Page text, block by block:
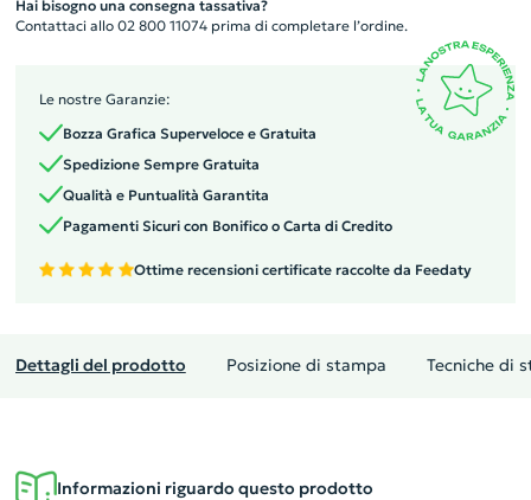
Hai bisogno una consegna tassativa?
Contattaci allo 02 800 11074 prima di completare l’ordine.
Le nostre Garanzie:
Bozza Grafica Superveloce e Gratuita
Spedizione Sempre Gratuita
Qualità e Puntualità Garantita
Pagamenti Sicuri con Bonifico o Carta di Credito
Ottime recensioni certificate raccolte da Feedaty
Dettagli del prodotto Posizione di stampa Tecniche di
Informazioni riguardo questo prodotto